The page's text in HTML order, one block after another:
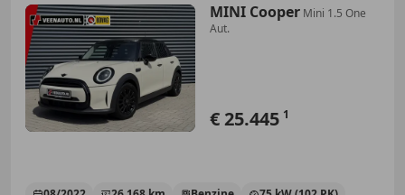
MINI Cooper Mini 1.5 One
Aut.
€ 25.445 1